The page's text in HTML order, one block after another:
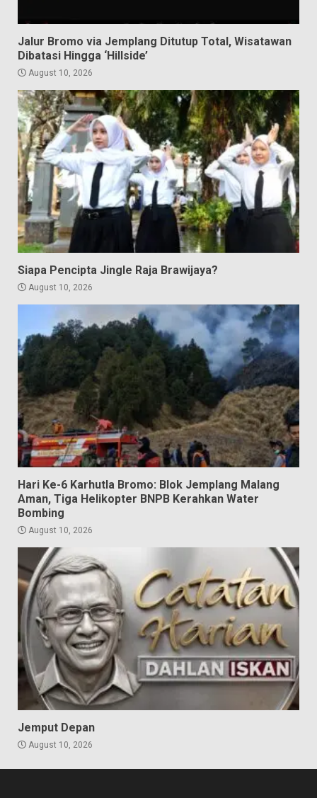
Jalur Bromo via Jemplang Ditutup Total, Wisatawan
Dibatasi Hingga ‘Hillside’
August 10, 2026
Siapa Pencipta Jingle Raja Brawijaya?
August 10, 2026
Hari Ke-6 Karhutla Bromo: Blok Jemplang Malang
Aman, Tiga Helikopter BNPB Kerahkan Water
Bombing
August 10, 2026
Jemput Depan
August 10, 2026